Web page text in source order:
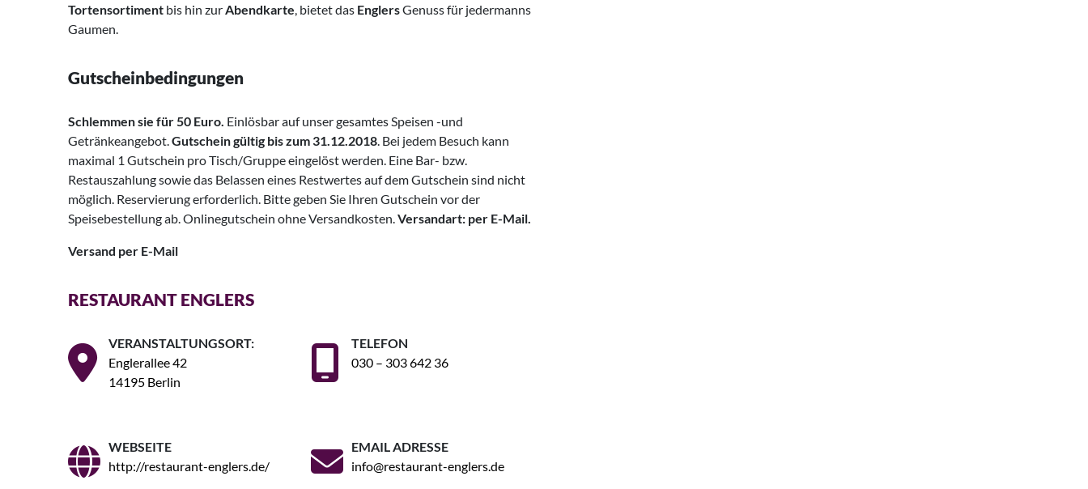
Tortensortiment bis hin zurAbendkarte, bietet das EnglersGenuss für jedermanns
Gaumen.
Gutscheinbedingungen
Schlemmen sie für 50 Euro. Einlösbar auf unser gesamtes Speisen -und
Getränkeangebot.Gutschein gültig bis zum 31.12.2018. Bei jedem Besuch kann
maximal 1 Gutschein pro Tisch/Gruppe eingelöst werden. Eine Bar- bzw.
Restauszahlung sowie das Belassen eines Restwertes auf dem Gutschein sind nicht
möglich. Reservierung erforderlich. Bitte geben Sie Ihren Gutschein vor der
Speisebestellung ab. Onlinegutschein ohne Versandkosten.Versandart: per E-Mail.
Versand per E-Mail
RESTAURANT ENGLERS
VERANSTALTUNGSORT:
Englerallee 42
14195 Berlin
TELEFON
030 – 303 642 36
WEBSEITE
http://restaurant-englers.de/
EMAIL ADRESSE
info@restaurant-englers.de